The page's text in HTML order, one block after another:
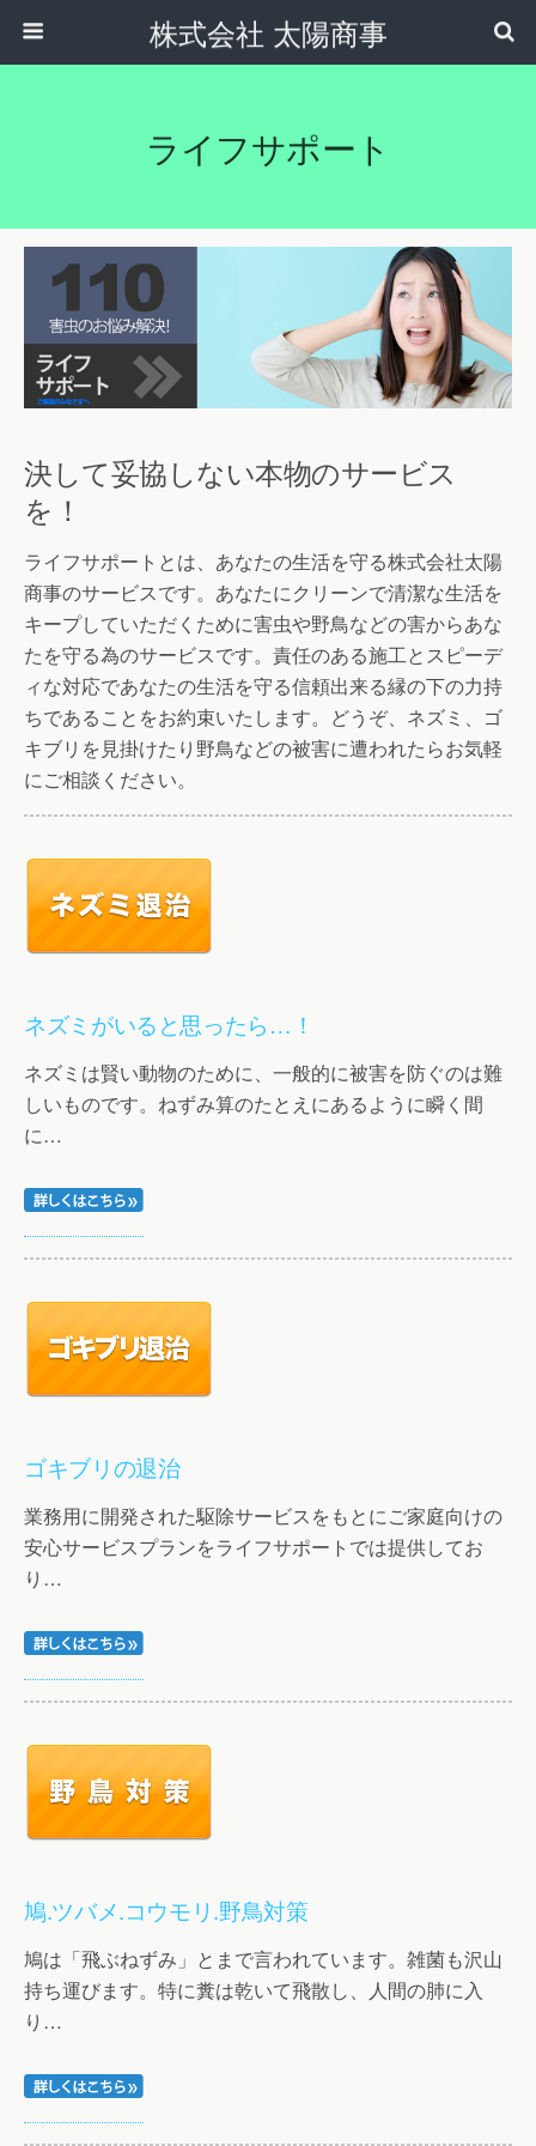
株式会社 太陽商事
ライフサポート
決して妥協しない本物のサービス
を！
ライフサポートとは、あなたの生活を守る株式会社太陽
商事のサービスです。あなたにクリーンで清潔な生活を
キープしていただくために害虫や野鳥などの害からあな
たを守る為のサービスです。責任のある施工とスピーデ
ィな対応であなたの生活を守る信頼出来る縁の下の力持
ちであることをお約束いたします。どうぞ、ネズミ、ゴ
キブリを見掛けたり野鳥などの被害に遭われたらお気軽
にご相談ください。
ネズミがいると思ったら…！
ネズミは賢い動物のために、一般的に被害を防ぐのは難
しいものです。ねずみ算のたとえにあるように瞬く間
に…
ゴキブリの退治
業務用に開発された駆除サービスをもとにご家庭向けの
安心サービスプランをライフサポートでは提供してお
り…
鳩.ツバメ.コウモリ.野鳥対策
鳩は「飛ぶねずみ」とまで言われています。雑菌も沢山
持ち運びます。特に糞は乾いて飛散し、人間の肺に入
り…